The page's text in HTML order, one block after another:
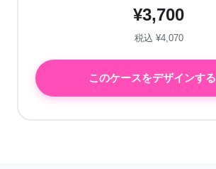
¥3,700
税込 ¥4,070
このケースをデザインする